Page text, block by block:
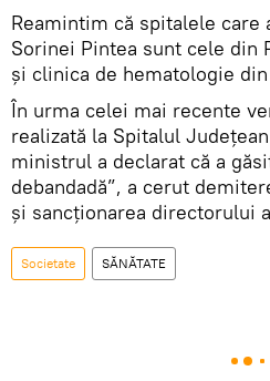
Reamintim că spitalele
Sorinei Pintea sunt cele din
și clinica de hematologie
În urma celei mai recente
realizată la Spitalul
ministrul a declarat că a
debandadă”, a cerut
și sancționarea directorului
Societate SĂNĂTATE